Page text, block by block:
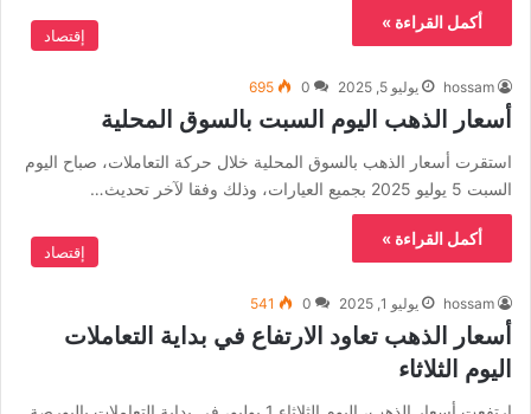
أكمل القراءة »
إقتصاد
hossam يوليو 5, 2025 0
695
أسعار الذهب اليوم السبت بالسوق المحلية
استقرت أسعار الذهب بالسوق المحلية خلال حركة التعاملات، صباح اليوم
السبت 5 يوليو 2025 بجميع العيارات، وذلك وفقا لآخر تحديث…
أكمل القراءة »
إقتصاد
hossam يوليو 1, 2025 0
541
أسعار الذهب تعاود الارتفاع في بداية التعاملات
اليوم الثلاثاء